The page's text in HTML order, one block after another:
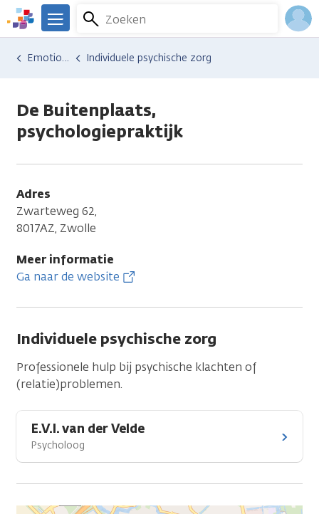
Overslaan
en
naar
We
er
Kanker.nl
Zoeken
Menu
Hulp en ondersteuning
Vind hulp bij kanker
Gedachten en emoties
Emotionele gevolgen Individuele psychische zorg
De Buitenplaats,
psychologiepraktijk
Adres
Zwarteweg 62,
8017AZ, Zwolle
Meer informatie
Ga naar de website
Individuele psychische zorg
Professionele hulp bij psychische klachten of
(relatie)problemen.
E.V.I. van der Velde
Psycholoog